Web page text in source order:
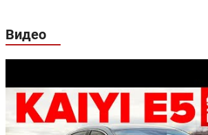
Видео